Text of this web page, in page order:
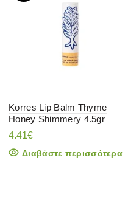
Korres Lip Balm Thyme
Honey Shimmery 4.5gr
4.41€
Διαβάστε περισσότερα